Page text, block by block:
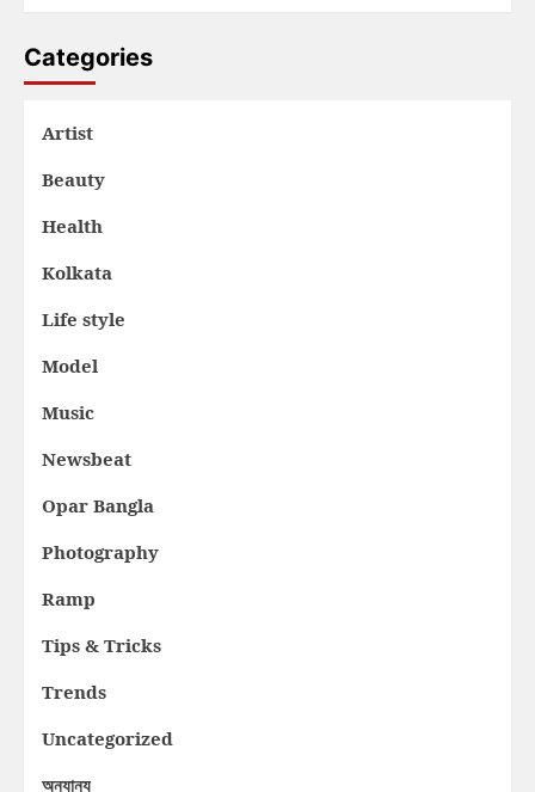
Categories
Artist
Beauty
Health
Kolkata
Life style
Model
Music
Newsbeat
Opar Bangla
Photography
Ramp
Tips & Tricks
Trends
Uncategorized
অন্যান্য